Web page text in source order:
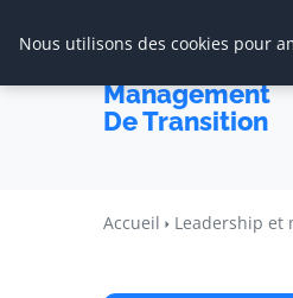
Management
De Transition
Accueil Leadership et
Nous utilisons des cookies pour